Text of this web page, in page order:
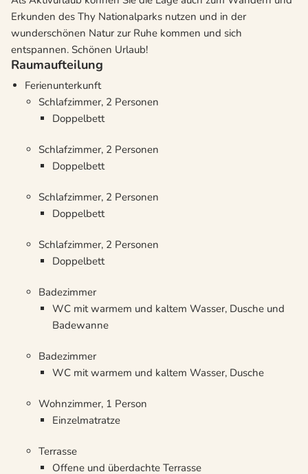
Erkunden des Thy Nationalparks nutzen und in der
wunderschönen Natur zur Ruhe kommen und sich
entspannen. Schönen Urlaub!
Raumaufteilung
Ferienunterkunft
Schlafzimmer, 2 Personen
Doppelbett
Schlafzimmer, 2 Personen
Doppelbett
Schlafzimmer, 2 Personen
Doppelbett
Schlafzimmer, 2 Personen
Doppelbett
Badezimmer
WC mit warmem und kaltem Wasser, Dusche und
Badewanne
Badezimmer
WC mit warmem und kaltem Wasser, Dusche
Wohnzimmer, 1 Person
Einzelmatratze
Terrasse
Offene und überdachte Terrasse